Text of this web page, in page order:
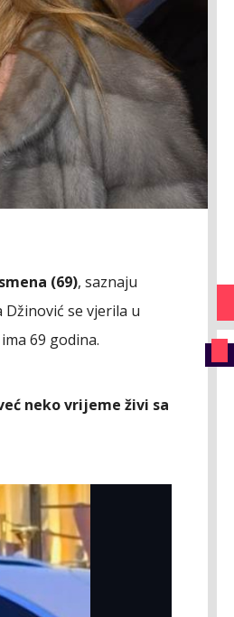
(69), saznaju
se vjerila u
69 godina.
neko vrijeme živi sa